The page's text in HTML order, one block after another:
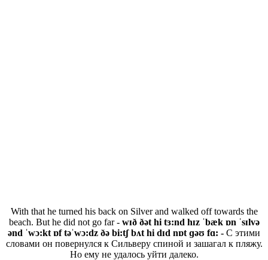
With that he turned his back on Silver and walked off towards the
beach. But he did not go far - wɪð ðət hi tɜ:nd hɪz ˈbæk ɒn ˈsɪlvə
ənd ˈwɔ:kt ɒf təˈwɔ:dz ðə bi:tʃ bʌt hi dɪd nɒt ɡəʊ fɑ: - С этими
словами он повернулся к Сильверу спиной и зашагал к пляжу.
Но ему не удалось уйти далеко.